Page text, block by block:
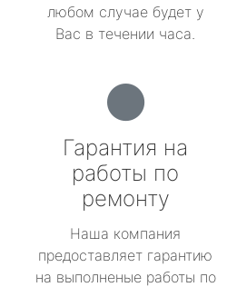
любом случае будет у
Вас в течении часа.
Гарантия на
работы по
ремонту
Наша компания
предоставляет гарантию
на выполненые работы по